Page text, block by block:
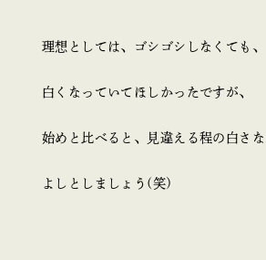
理想としては、ゴシゴシしなくても、
白くなっていてほしかったですが、
始めと比べると、見違える程の白さな
よしとしましょう(笑)